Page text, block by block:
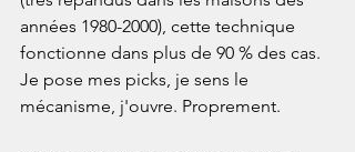
années 1980-2000), cette technique
fonctionne dans plus de 90 % des cas.
Je pose mes picks, je sens le
mécanisme, j'ouvre. Proprement.